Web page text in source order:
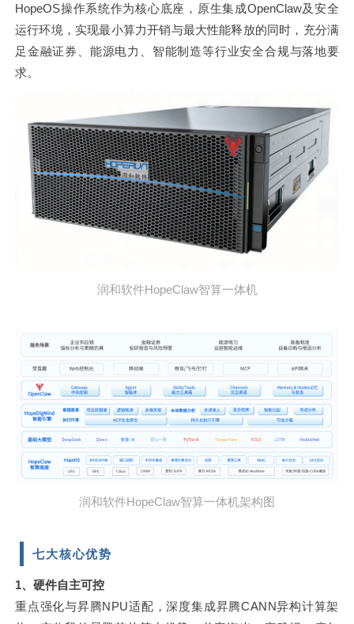
HopeOS操作系统作为核心底座，原生集成OpenClaw及安全
运行环境，实现最小算力开销与最大性能释放的同时，充分满
足金融证券、能源电力、智能制造等行业安全合规与落地要
求。
润和软件HopeClaw智算一体机
润和软件HopeClaw智算一体机架构图
七大核心优势
1、硬件自主可控
重点强化与昇腾NPU适配，深度集成昇腾CANN异构计算架